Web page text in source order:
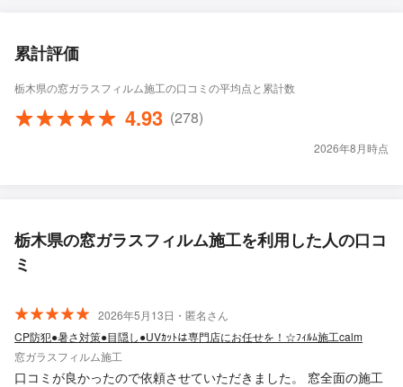
累計評価
栃木県の窓ガラスフィルム施工の口コミの平均点と累計数
4.93 (278)
2026年8月時点
栃木県の窓ガラスフィルム施工を利用した人の口コ
ミ
2026年5月13日・匿名さん
CP防犯●暑さ対策●目隠し●UVｶｯﾄは専門店にお任せを！☆ﾌｨﾙﾑ施工calm
窓ガラスフィルム施工
口コミが良かったので依頼させていただきました。 窓全面の施工